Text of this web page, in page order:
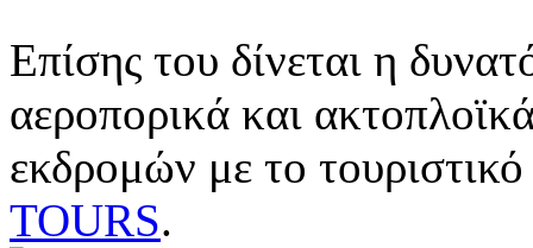
Επίσης του δίνεται η
αεροπορικά και
εκδρομών με το
TOURS.